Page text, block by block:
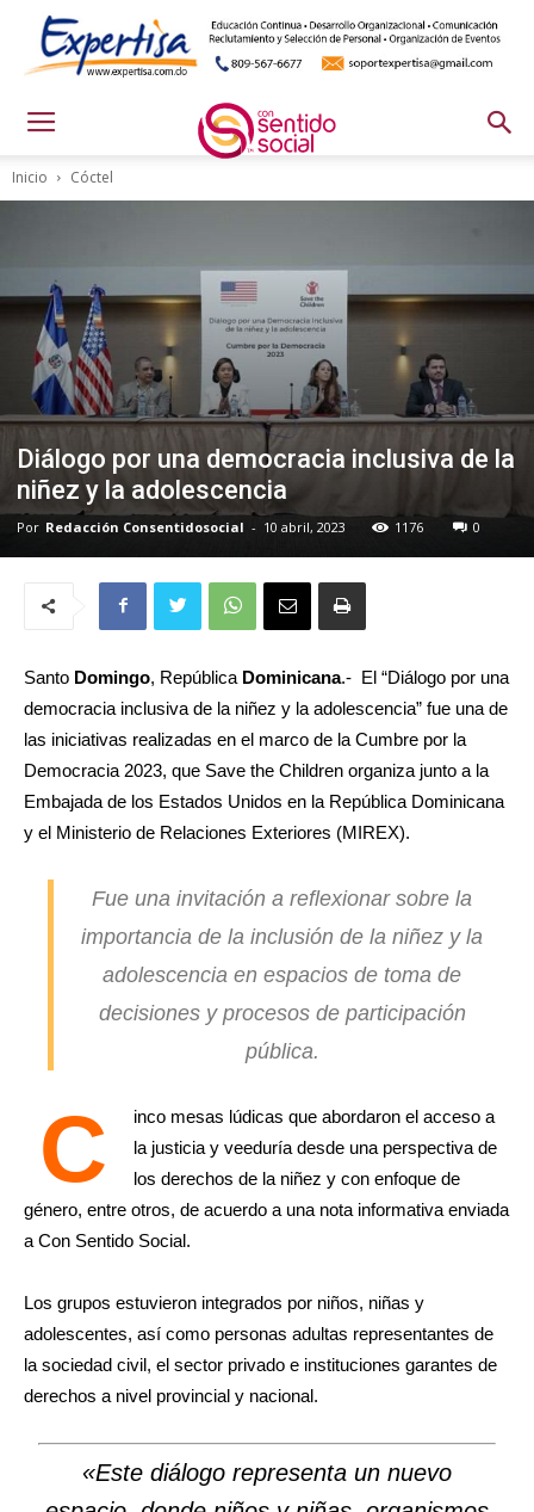
Inicio Cóctel
Diálogo por una democracia inclusiva de la
niñez y la adolescencia
Por Redacción Consentidosocial - 10 abril, 2023 1176 0
Santo Domingo, República Dominicana.- El “Diálogo por una
democracia inclusiva de la niñez y la adolescencia” fue una de
las iniciativas realizadas en el marco de la Cumbre por la
Democracia 2023, que Save the Children organiza junto a la
Embajada de los Estados Unidos en la República Dominicana
y el Ministerio de Relaciones Exteriores (MIREX).
Fue una invitación a reflexionar sobre la
importancia de la inclusión de la niñez y la
adolescencia en espacios de toma de
decisiones y procesos de participación
pública.
C
inco mesas lúdicas que abordaron el acceso a
la justicia y veeduría desde una perspectiva de
los derechos de la niñez y con enfoque de
género, entre otros, de acuerdo a una nota informativa enviada
a Con Sentido Social.
Los grupos estuvieron integrados por niños, niñas y
adolescentes, así como personas adultas representantes de
la sociedad civil, el sector privado e instituciones garantes de
derechos a nivel provincial y nacional.
«Este diálogo representa un nuevo